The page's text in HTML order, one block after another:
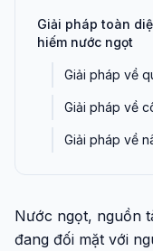
Giải pháp toàn
hiếm nước ngọt
Giải pháp về
Giải pháp về
Giải pháp về
Nước ngọt, nguồn
đang đối mặt với